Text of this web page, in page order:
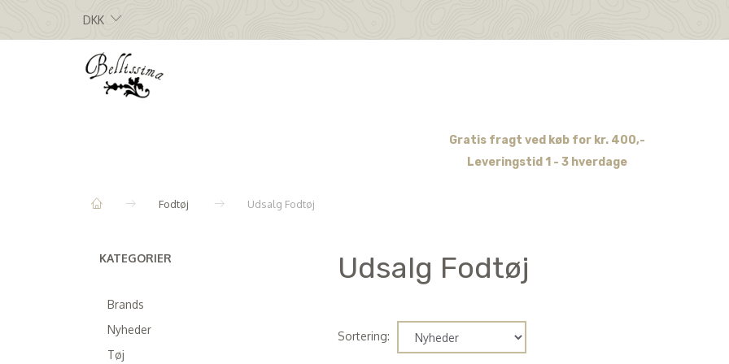
DKK
Gratis fragt ved køb for kr. 400,-
Leveringstid 1 - 3 hverdage
Fodtøj Udsalg Fodtøj
KATEGORIER
Brands
Nyheder
Tøj
Udsalg Fodtøj
Sortering: